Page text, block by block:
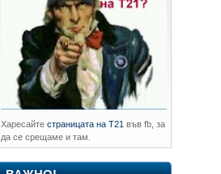
Харесайте страницата на Т21 във fb, за
да се срещаме и там.